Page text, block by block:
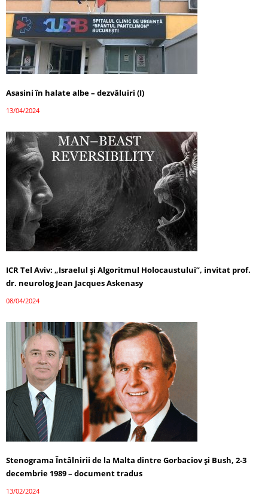
Asasini în halate albe – dezvăluiri (I)
13/04/2024
ICR Tel Aviv: „Israelul și Algoritmul Holocaustului”, invitat prof.
dr. neurolog Jean Jacques Askenasy
08/04/2024
Stenograma Întâlnirii de la Malta dintre Gorbaciov și Bush, 2-3
decembrie 1989 – document tradus
13/02/2024